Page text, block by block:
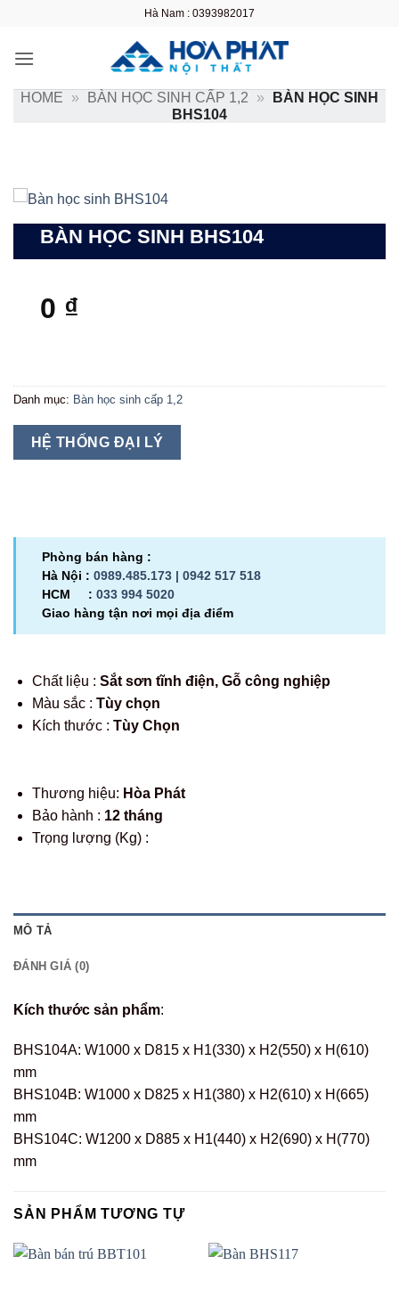
nội
Hà Nam : 0393982017
HOME » BÀN HỌC SINH CẤP 1,2 »
BÀN HỌC SINH
BHS104
BÀN HỌC SINH BHS104
0 ₫
Danh mục: Bàn học sinh cấp 1,2
HỆ THỐNG ĐẠI LÝ
Phòng bán hàng :
Hà Nội : 0989.485.173 | 0942 517 518
HCM : 033 994 5020
Giao hàng tận nơi mọi địa điểm
Chất liệu : Sắt sơn tĩnh điện, Gỗ công nghiệp
Màu sắc : Tùy chọn
Kích thước : Tùy Chọn
Thương hiệu: Hòa Phát
Bảo hành : 12 tháng
Trọng lượng (Kg) :
MÔ TẢ
ĐÁNH GIÁ (0)
Kích thước sản phẩm:
BHS104A: W1000 x D815 x H1(330) x H2(550) x H(610)
mm
BHS104B: W1000 x D825 x H1(380) x H2(610) x H(665)
mm
BHS104C: W1200 x D885 x H1(440) x H2(690) x H(770)
mm
SẢN PHẨM TƯƠNG TỰ